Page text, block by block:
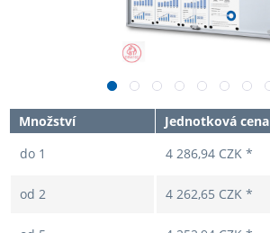
Množství
Jednotková cena
do 1 4 286,94 CZK *
od 2 4 262,65 CZK *